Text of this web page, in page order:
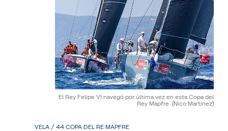
El Rey Felipe VI navegó por última vez en esta Copa del
Rey Mapfre. (Nico Martínez)
VELA / 44 COPA DEL RE MAPFRE